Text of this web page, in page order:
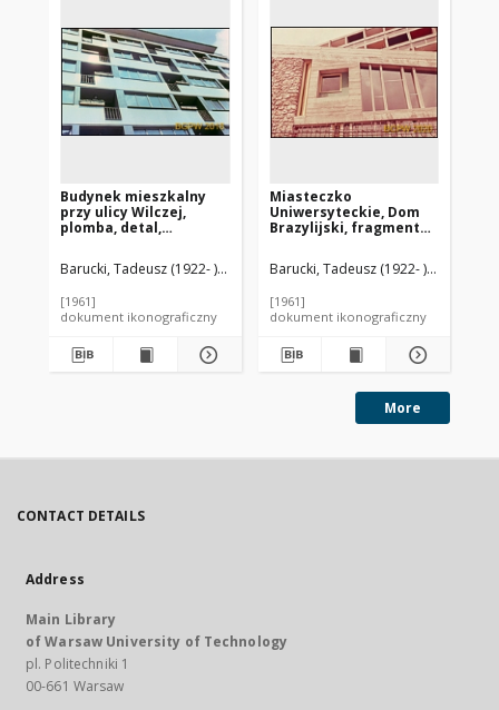
Budynek mieszkalny
przy ulicy Wilczej,
plomba, detal,
Warszawa
Barucki, Tadeusz (1922- ). Fotograf
[1961]
dokument ikonograficzny
Miasteczko
Uniwersyteckie, Dom
Brazylijski, fragment
klubu, okno, Paryż,
Francja
Barucki, Tadeusz (1922- ). Fotograf
[1961]
dokument ikonograficzny
More
CONTACT DETAILS
Address
Main Library
of Warsaw University of Technology
pl. Politechniki 1
00-661 Warsaw